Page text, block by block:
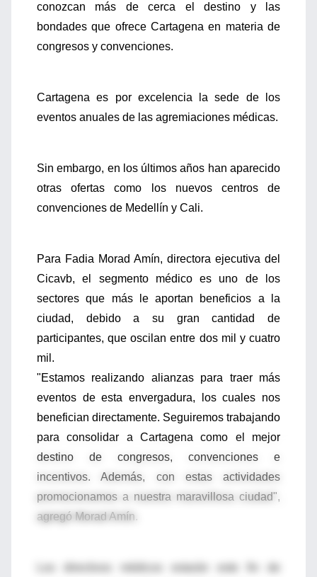
conozcan más de cerca el destino y las
bondades que ofrece Cartagena en materia de
congresos y convenciones.
Cartagena es por excelencia la sede de los
eventos anuales de las agremiaciones médicas.
Sin embargo, en los últimos años han aparecido
otras ofertas como los nuevos centros de
convenciones de Medellín y Cali.
Para Fadia Morad Amín, directora ejecutiva del
Cicavb, el segmento médico es uno de los
sectores que más le aportan beneficios a la
ciudad, debido a su gran cantidad de
participantes, que oscilan entre dos mil y cuatro
mil.
"Estamos realizando alianzas para traer más
eventos de esta envergadura, los cuales nos
benefician directamente. Seguiremos trabajando
para consolidar a Cartagena como el mejor
destino de congresos, convenciones e
incentivos. Además, con estas actividades
promocionamos a nuestra maravillosa ciudad",
agregó Morad Amín.